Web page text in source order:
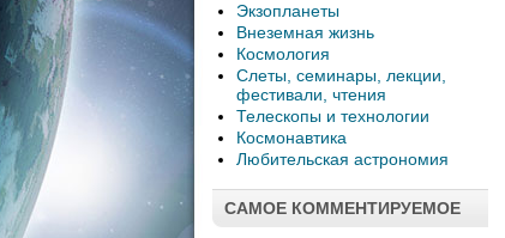
Экзопланеты
Внеземная жизнь
Космология
Слеты, семинары, лекции,
фестивали, чтения
Телескопы и технологии
Космонавтика
Любительская астрономия
САМОЕ КОММЕНТИРУЕМОЕ